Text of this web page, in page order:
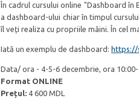
În cadrul cursului online "Dashboard
a dashboard-ului chiar în timpul
îl veți realiza cu propriile mâini. În cel
Iată un exemplu de dashboard: https://
Data/ ora - 4-5-6 decembrie, ora
Format ONLINE
Prețul: 4 600 MDL